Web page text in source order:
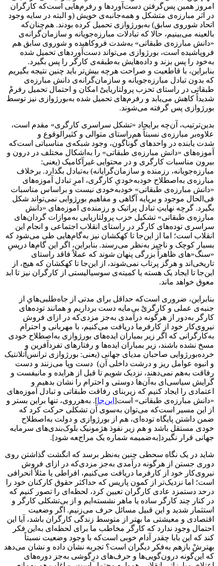
امروز همین پس‌گرفتن دست‌آوردها و رفرم‌هایی است‌که کارگران
در اثر مبارزه‌ی متشکل و همه‌جانبه‌ی خویش (و البته در سایه وجود
اتحاد شوروی سابق) به‌بورژوازی تحمیل کرده بودند. هم‌چنان‌که
بالعینه می‌بینیم، حالا که تبادلات مبارزه‌جویانه و سازمان‌گرانه‌ی
«دانش مبارزه‌ی طبقاتی» به‌شدت فروکاهیده و شوروی سابق هم
فروپاشیده است، بورژوازی می‌تواند دست‌آوردهای تحمیل شده‌
به‌خود را پس بزند و داده‌هایش به‌طبقه‌ی کارگر را پس بگیرد.
بنابراین، با قاطعیت و صراحت هرچه بیش‌تر باید چنین نتیجه بگیریم
که بدون تبادل مبارزه‌جویانه و سازمان‌گرانه‌ی دانش مبارزه‌ی
طبقاتی در راستای تحزب پرولتاریاییْ امکان و احتمال تحمیل رفرمْ
شدیداً کاهش می‌یابد و رفرم‌های تحمیل شده به‌بورژوازی نیز توسط
بورژوازی پس گرفته می‌شوند.
بدین‌ترتیب، آن‌چه برایجاد «تشکل سراسری کارگری» مقدم است،
علاوه‌بر مبارزه‌ی نسبتاً هم‌راستای متوالی و کثیرالوقوع و
شدت یابنده در واحدهای گوناگون، وجود شبکه‌ی مناسباتی است‌که
آموزه‌های «دانش مبارزه‌ی طبقاتی» را به‌اشکال مختلف در درون و
بیرون مناسبات کارگری و در محتوایی غیرآکامیک (یعنی:
مبارزه‌جویانه، رزمنده و سازمان‌گرایانه) به‌تبادل بگذارد. برخلاف
مبارزه‌ی به‌اصطلاح خودبه‌خودیِ کارگری، امرِ تبادل آموزه‌های
«دانش مبارزه‌ی طبقاتی» خودبه‌خودی نیست و براساس مناسبات
فی‌الحال موجود و برپایه آگاهی و مفاهیم بورژوایی نمی‌تواند شکل
بگیرد. گرچه نهایتِ تبادل پراتیک و رزمنده‌ی آموزه‌های «دانش
مبارزه‌ی طبقاتی» تشکیل حزب پرولتاریایی به‌موازات گردان‌های
سراسری توده‌های کارگر در راستای انقلاب اجتماعی و انجام این
انقلاب است؛ اما از این‌جا تا کهکشان نیز به‌گام‌هایی طی می‌شود که
بسیار کوچک و ناچیز به‌نظر می‌رسند. بنابراین، اگر این گام‌ها درپسِ
«سنگ‌«های ظاهراً بزرگی پنهان شوند که عملاً فاقد راستای
تاریخی‌اند و هرگز پرتاب نمی‌شوند، از این‌جا تا کهکشان که هیچ، از
این‌جا تا ایجاد یک هسته‌ یا کمیته‌ی سوسیالیستی از کارگران نیز تا ابد
معوق خواهد ماند.
بنابراین، ضروری است‌که حداقل برای مدتی از جاه‌طلبی‌هایِ از
جنبه‌ی عملی و کارگریْ بی‌مایه دست برداریم و همانند توده‌های
کارگر به‌دور از هرگونه درآمدی به‌جز مزدی‌که در ازای فروش
نیروی‌کار خود از کارفرما دریافت می‌کنیم، با مهربانی و احترام
به‌کارگرانی که اگر زیر بمباران ایده‌های بورژوازی به‌اصطلاح خودی
مسخ نشده باشند، زیر بمباران ایده‌ها و رفتارهای تفردآفرین و
خرده‌بورژوایی صاحبان مدیای جهانی (یعنی: بورژوازی ترانس‌آتلانتیک
و انبوه عوامل ریز و درشت داخلی‌ آن) دست وپا می‌زنند و دست
رفاقت به‌هم نمی‌دهند، نزدیک شویم تا قبل از هرایده و مانیفست و
گرایش سیاسی‌ای به‌آن‌ها دوستی و احترام را نشان بدهیم و
اعتمادی را ایجاد کنیم که زیربنای رفاقت طبقاتی و تبادل آموزه‌های
«دانش مبارزه‌ی طبقاتی» است[ این‌جا]. به‌هرروی، تنها براین بستر و
از این مسیر است‌که می‌توان به‌سوی آن تشکلی حرکت کرد که
ضمن داشتن پایگاه توده‌ای، هم از بورژوازی و دولت به‌اصطلاح
خودی مستقل باشد و هم زیر نفوذ هژمونیک بلوک‌بندی‌های سرمایه
جهانی قرار نگیرد[به‌ضمیمه شماره یک مراجعه شود].
شاید در یک نگاه سحطی چنین به‌نظر برسد که انگشت گذاشتن روی
‌دوری جستن از هرگونه درآمدی به‌جز مزدی‌که در ازای فروش
نیروی‌کار خود از کارفرما دریافت می‌کنیم، افراطی یا مثلاً انحرافی
است؛ اما نزدیک‌تر از کمون پاریس که حداکثر حقوق کارکنان خود را
درحد دستمزد عادی کارگران تعیین کرد، لحظه‌ای را تصور کنیم که
در کنار چند کارگر ساده یا ماهر نشسته‌ایم و از بی‌تشکلی کارگر و
استثمار شدید و این قبیل مسائل حرف می‌زنیم. اگر وضعیت
اقتصادی و معیشتی ما بهتر از متوسط زندگی کارگران باشد، آیا این
احتمال وجود ندارد که کارگر مخاطب ما برای لحظه‌ای به‌این فکر
کند که این بابا چقدر آدام خوبی است‌که با وجود وضعیت نسبتاً
بهترشْ بازهم به‌فکر دیگران است؟ تجربه نشان داده و نشان می‌دهد
که این‌گونه درون‌گویی‌ها و حرف‌های درِگوشی به‌جز دوره‌های